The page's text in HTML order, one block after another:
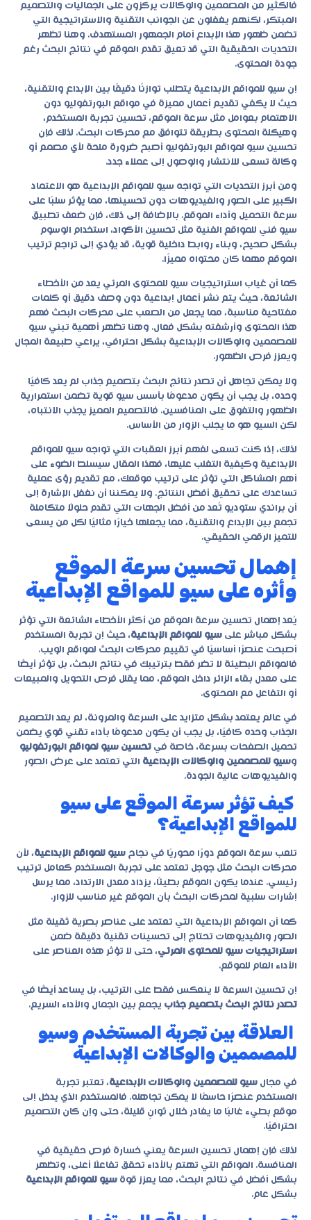
فالكثير من المصممين والوكالات يركزون على الجماليات والتصميم
المبتكر، لكنهم يغفلون عن الجوانب التقنية والاستراتيجية التي
تضمن ظهور هذا الإبداع أمام الجمهور المستهدف. وهنا تظهر
التحديات الحقيقية التي قد تعيق تقدم الموقع في نتائج البحث رغم
جودة المحتوى.
إن سيو للمواقع الإبداعية يتطلب توازنًا دقيقًا بين الإبداع والتقنية،
حيث لا يكفي تقديم أعمال مميزة في مواقع البورتفوليو دون
الاهتمام بعوامل مثل سرعة الموقع، تحسين تجربة المستخدم،
وهيكلة المحتوى بطريقة تتوافق مع محركات البحث. لذلك فإن
تحسين سيو لمواقع البورتفوليو أصبح ضرورة ملحة لأي مصمم أو
وكالة تسعى للانتشار والوصول إلى عملاء جدد.
ومن أبرز التحديات التي تواجه سيو للمواقع الإبداعية هو الاعتماد
الكبير على الصور والفيديوهات دون تحسينها، مما يؤثر سلبًا على
سرعة التحميل وأداء الموقع. بالإضافة إلى ذلك، فإن ضعف تطبيق
سيو فني للمواقع الفنية مثل تحسين الأكواد، استخدام الوسوم
بشكل صحيح، وبناء روابط داخلية قوية، قد يؤدي إلى تراجع ترتيب
الموقع مهما كان محتواه مميزًا.
كما أن غياب استراتيجيات سيو للمحتوى المرئي يعد من الأخطاء
الشائعة، حيث يتم نشر أعمال إبداعية دون وصف دقيق أو كلمات
مفتاحية مناسبة، مما يجعل من الصعب على محركات البحث فهم
هذا المحتوى وأرشفته بشكل فعال. وهنا تظهر أهمية تبني سيو
للمصممين والوكالات الإبداعية بشكل احترافي، يراعي طبيعة المجال
ويعزز فرص الظهور.
ولا يمكن تجاهل أن تصدر نتائج البحث بتصميم جذاب لم يعد كافيًا
وحده، بل يجب أن يكون مدعومًا بأسس سيو قوية تضمن استمرارية
الظهور والتفوق على المنافسين. فالتصميم المميز يجذب الانتباه،
لكن السيو هو ما يجلب الزوار من الأساس.
لذلك، إذا كنت تسعى لفهم أبرز العقبات التي تواجه سيو للمواقع
الإبداعية وكيفية التغلب عليها، فهذا المقال سيسلط الضوء على
أهم المشاكل التي تؤثر على ترتيب موقعك، مع تقديم رؤى عملية
تساعدك على تحقيق أفضل النتائج. ولا يمكننا أن نغفل الإشارة إلى
أن براندي ستوديو تُعد من أفضل الجهات التي تقدم حلولًا متكاملة
تجمع بين الإبداع والتقنية، مما يجعلها خيارًا مثاليًا لكل من يسعى
للتميز الرقمي الحقيقي.
إهمال تحسين سرعة الموقع
وأثره على سيو للمواقع الإبداعية
يُعد إهمال تحسين سرعة الموقع من أكثر الأخطاء الشائعة التي تؤثر
بشكل مباشر على سيو للمواقع الإبداعية، حيث إن تجربة المستخدم
أصبحت عنصرًا أساسيًا في تقييم محركات البحث لمواقع الويب.
فالمواقع البطيئة لا تضر فقط بترتيبك في نتائج البحث، بل تؤثر أيضًا
على معدل بقاء الزائر داخل الموقع، مما يقلل فرص التحويل والمبيعات
أو التفاعل مع المحتوى.
في عالم يعتمد بشكل متزايد على السرعة والمرونة، لم يعد التصميم
الجذاب وحده كافيًا، بل يجب أن يكون مدعومًا بأداء تقني قوي يضمن
تحميل الصفحات بسرعة، خاصة في تحسين سيو لمواقع البورتفوليو
وسيو للمصممين والوكالات الإبداعية التي تعتمد على عرض الصور
والفيديوهات عالية الجودة.
كيف تؤثر سرعة الموقع على سيو
للمواقع الإبداعية؟
تلعب سرعة الموقع دورًا محوريًا في نجاح سيو للمواقع الإبداعية، لأن
محركات البحث مثل جوجل تعتمد على تجربة المستخدم كعامل ترتيب
رئيسي. عندما يكون الموقع بطيئًا، يزداد معدل الارتداد، مما يرسل
إشارات سلبية لمحركات البحث بأن الموقع غير مناسب للزوار.
كما أن المواقع الإبداعية التي تعتمد على عناصر بصرية ثقيلة مثل
الصور والفيديوهات تحتاج إلى تحسينات تقنية دقيقة ضمن
استراتيجيات سيو للمحتوى المرئي، حتى لا تؤثر هذه العناصر على
الأداء العام للموقع.
إن تحسين السرعة لا ينعكس فقط على الترتيب، بل يساعد أيضًا في
تصدر نتائج البحث بتصميم جذاب يجمع بين الجمال والأداء السريع.
العلاقة بين تجربة المستخدم وسيو
للمصممين والوكالات الإبداعية
في مجال سيو للمصممين والوكالات الإبداعية، تعتبر تجربة
المستخدم عنصرًا حاسمًا لا يمكن تجاهله. فالمستخدم الذي يدخل إلى
موقع بطيء غالبًا ما يغادر خلال ثوانٍ قليلة، حتى وإن كان التصميم
احترافيًا.
لذلك فإن إهمال تحسين السرعة يعني خسارة فرص حقيقية في
المنافسة. المواقع التي تهتم بالأداء تحقق تفاعلًا أعلى، وتظهر
بشكل أفضل في نتائج البحث، مما يعزز قوة سيو للمواقع الإبداعية
بشكل عام.